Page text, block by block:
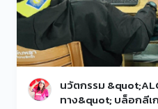
นวัตกรรม
ทาง&quot; บล็อกลีเ